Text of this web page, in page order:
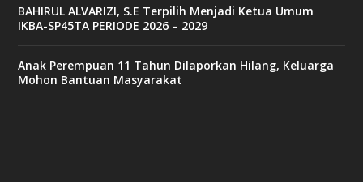
BAHIRUL ALVARIZI, S.E Terpilih Menjadi Ketua Umum
IKBA-SP45TA PERIODE 2026 – 2029
Anak Perempuan 11 Tahun Dilaporkan Hilang, Keluarga
Mohon Bantuan Masyarakat